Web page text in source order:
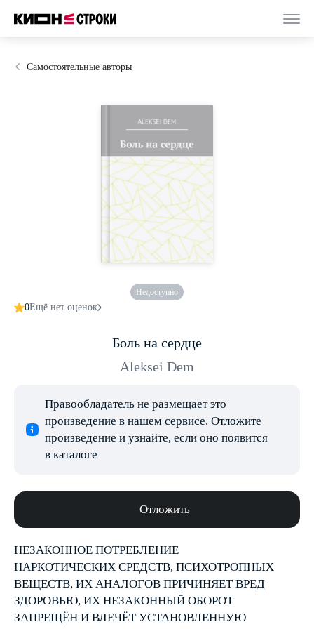
Самостоятельные авторы
Недоступно
0Ещё нет оценок
Боль на сердце
Aleksei Dem
Правообладатель не размещает это
произведение в нашем сервисе. Отложите
произведение и узнайте, если оно появится
в каталоге
Отложить
НЕЗАКОННОЕ ПОТРЕБЛЕНИЕ
НАРКОТИЧЕСКИХ СРЕДСТВ, ПСИХОТРОПНЫХ
ВЕЩЕСТВ, ИХ АНАЛОГОВ ПРИЧИНЯЕТ ВРЕД
ЗДОРОВЬЮ, ИХ НЕЗАКОННЫЙ ОБОРОТ
ЗАПРЕЩЁН И ВЛЕЧЁТ УСТАНОВЛЕННУЮ